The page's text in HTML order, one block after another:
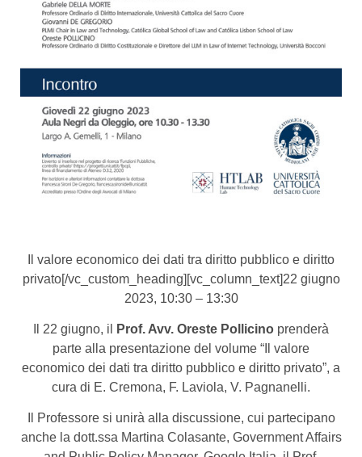
Il valore economico dei dati tra diritto pubblico e diritto
privato[/vc_custom_heading][vc_column_text]22 giugno
2023, 10:30 – 13:30
Il 22 giugno, il Prof. Avv. Oreste Pollicino prenderà
parte alla presentazione del volume “Il valore
economico dei dati tra diritto pubblico e diritto privato”, a
cura di E. Cremona, F. Laviola, V. Pagnanelli.
Il Professore si unirà alla discussione, cui partecipano
anche la dott.ssa Martina Colasante, Government Affairs